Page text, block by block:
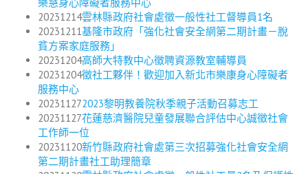
20231214雲林縣政府社會處徵一般性社工督導員1名
20231211基隆市政府「強化社會安全網第二期計畫－脫
貧方案家庭服務」
20231204高師大特教中心徵聘資源教室輔導員
20231204徵社工夥伴！歡迎加入新北市樂康身心障礙者
服務中心
202311272023黎明教養院秋季親子活動召募志工
20231127花蓮慈濟醫院兒童發展聯合評估中心誠徵社會
工作師一位
20231120新竹縣政府社會處第三次招募強化社會安全網
第二期計畫社工助理簡章